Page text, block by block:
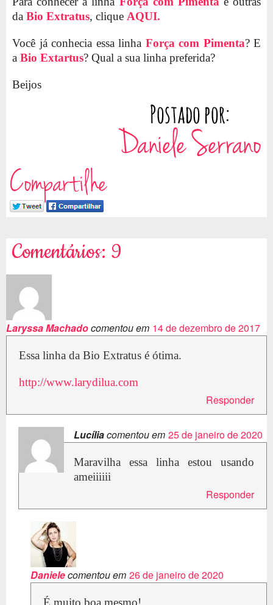
da Bio Extratus, clique AQUI.
Você já conhecia essa linha Força com Pimenta? E
a Bio Extartus? Qual a sua linha preferida?
Beijos
Compartilhe
Comentários: 9
Laryssa Machadocomentou em 14 de dezembro de 2017
Essa linha da Bio Extratus é ótima.
http://www.larydilua.com
Responder
Lucíliacomentou em 25 de janeiro de 2020
Maravilha essa linha estou usando
ameiiiiii
Responder
Danielecomentou em 26 de janeiro de 2020